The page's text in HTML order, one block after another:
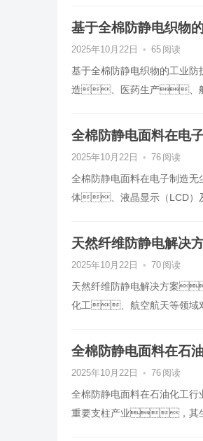
基于全棉防静电织物
2025年10月22日 • 65 阅读
基于全棉防静电织物的工业
造、医药生产、航
全棉防静电面料在电
2025年10月22日 • 76 阅读
全棉防静电面料在电子制造
体、液晶显示（LCD）
天然纤维防静电解决方
2025年10月22日 • 70 阅读
天然纤维防静电解决方案
化工、航空航天等领域
全棉防静电面料在石
2025年10月22日 • 76 阅读
全棉防静电面料在石油化工
重要支柱产业，其